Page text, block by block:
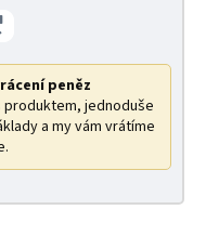
peněz
jednoduše
a my vám vrátíme